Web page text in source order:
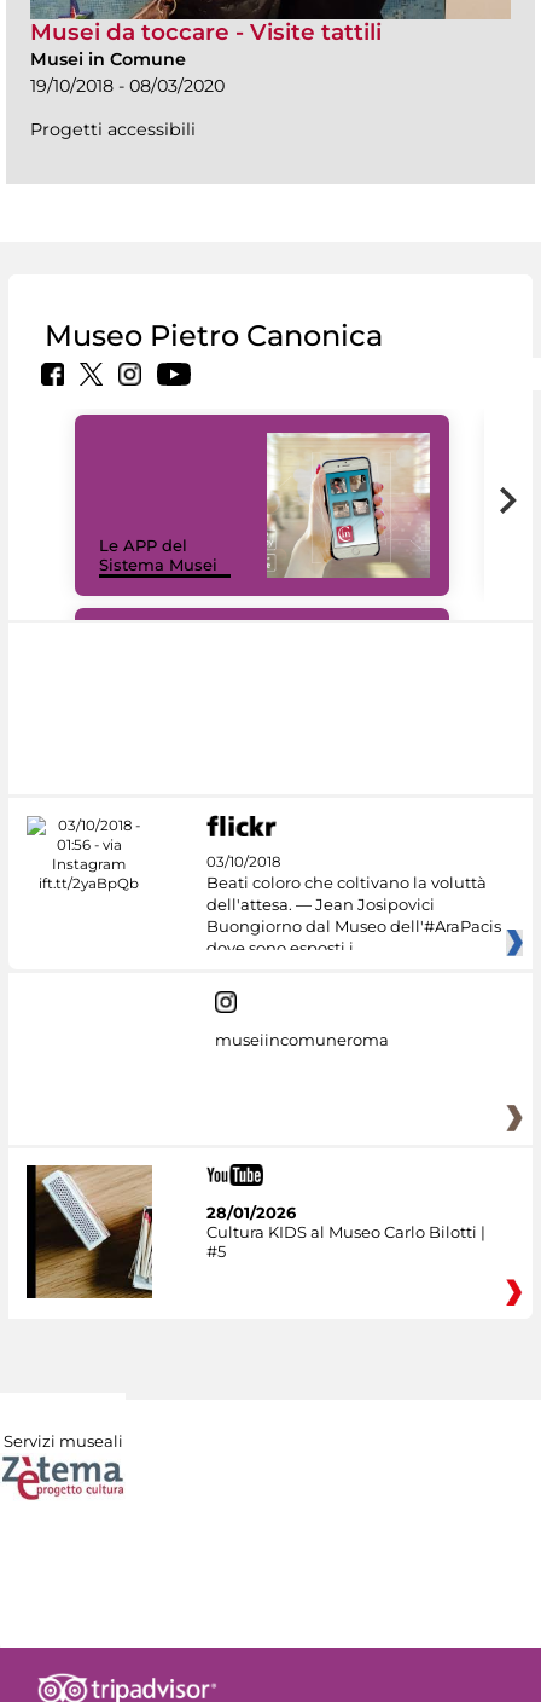
Musei da toccare - Visite tattili
Musei in Comune
19/10/2018 - 08/03/2020
Progetti accessibili
Museo Pietro Canonica
Le APP del
Sistema Musei
03/10/2018
Beati coloro che coltivano la voluttà
dell'attesa. — Jean Josipovici
Buongiorno dal Museo dell'#AraPacis
dove sono esposti i
museiincomuneroma
28/01/2026
Cultura KIDS al Museo Carlo Bilotti |
#5
Servizi museali